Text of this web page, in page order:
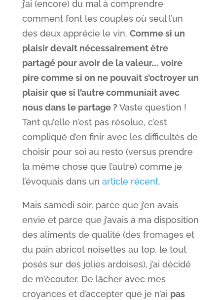
j’ai (encore) du mal à comprendre
comment font les couples où seul l’un
des deux apprécie le vin. Comme si un
plaisir devait nécessairement être
partagé pour avoir de la valeur…. voire
pire comme si on ne pouvait s’octroyer un
plaisir que si l’autre communiait avec
nous dans le partage ? Vaste question !
Tant qu’elle n’est pas résolue, c’est
compliqué d’en finir avec les difficultés de
choisir pour soi au resto (versus prendre
la même chose que l’autre) comme je
l’évoquais dans un article récent.
Mais samedi soir, parce que j’en avais
envie et parce que j’avais à ma disposition
des aliments de qualité (des fromages et
du pain abricot noisettes au top, le tout
posés sur des jolies ardoises), j’ai décidé
de m’écouter. De lâcher avec mes
croyances et d’accepter que je n’ai pas